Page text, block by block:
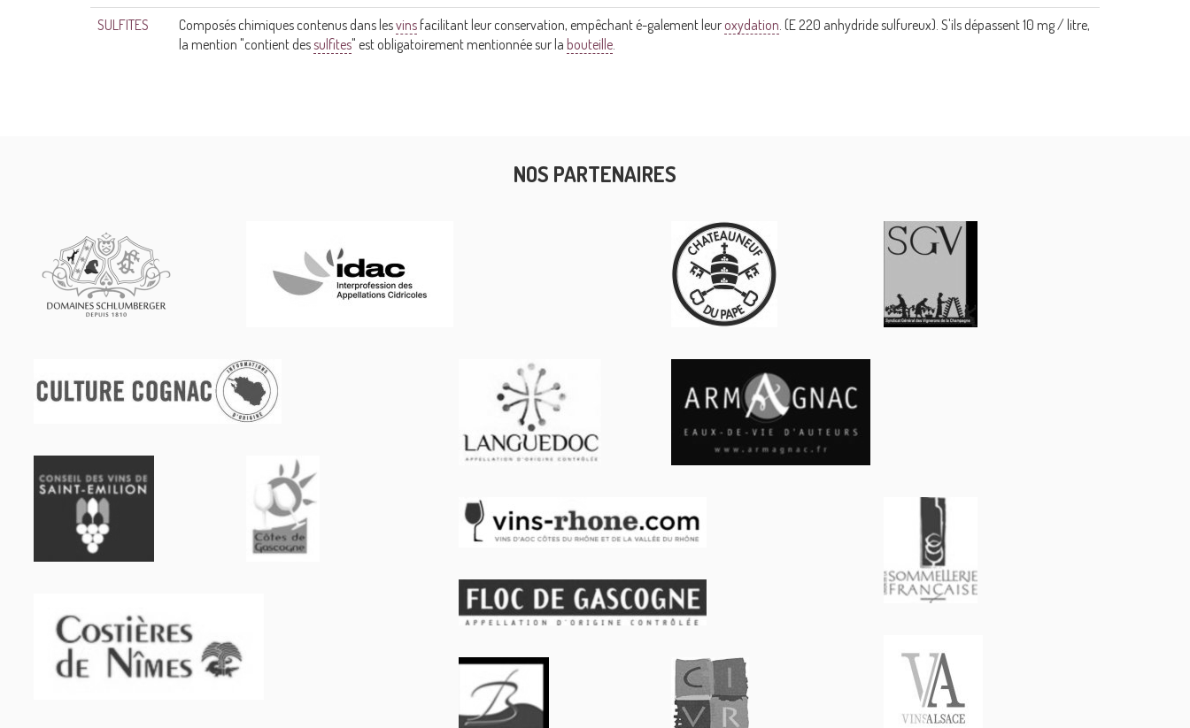
SULFITES
Composés chimiques contenus dans lesvins facilitant leur conservation, empêchant é-galement leur oxydation. (E 220 anhydride sulfureux). S'ils dépassent 10 mg / litre,
la mention "contient dessulfites" est obligatoirement mentionnée sur la bouteille.
NOS PARTENAIRES